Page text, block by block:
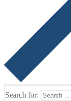
Search for: